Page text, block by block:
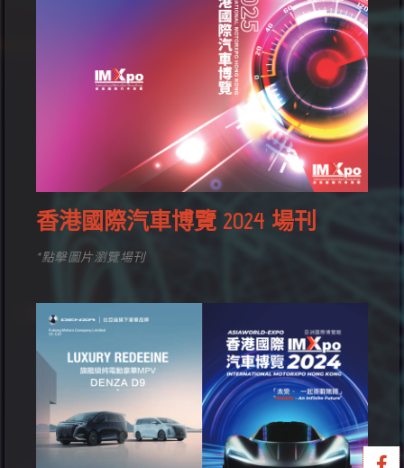
香港國際汽車博覽 2024 場刊
*點擊圖片瀏覽場刊